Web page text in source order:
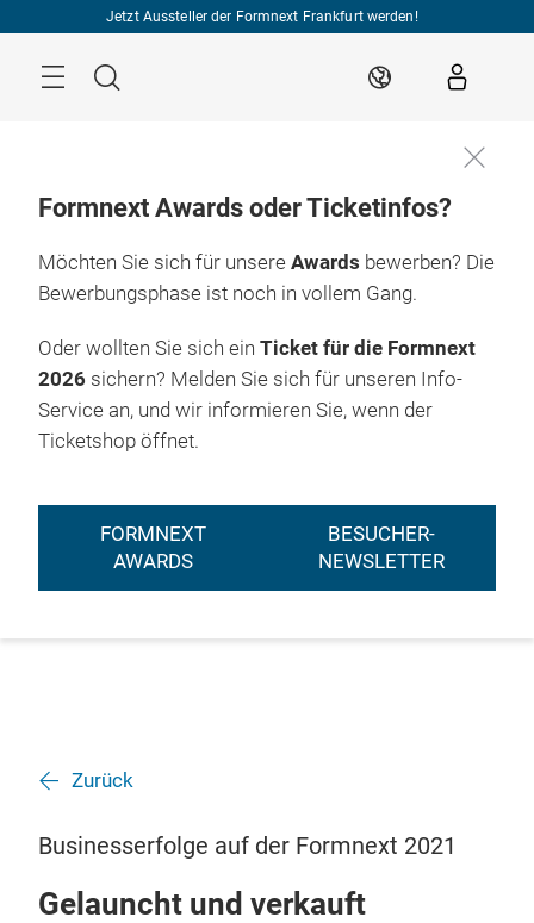
Jetzt Aussteller der Formnext Frankfurt werden!
Suche DE
Formnext Awards oder Ticketinfos?
Möchten Sie sich für unsere Awards bewerben? Die
Bewerbungsphase ist noch in vollem Gang.
Oder wollten Sie sich ein Ticket für die Formnext
2026 sichern? Melden Sie sich für unseren Info-
Service an, und wir informieren Sie, wenn der
Ticketshop öffnet.
FORMNEXT
AWARDS
BESUCHER-
NEWSLETTER
Zurück
Businesserfolge auf der Formnext 2021
Gelauncht und verkauft